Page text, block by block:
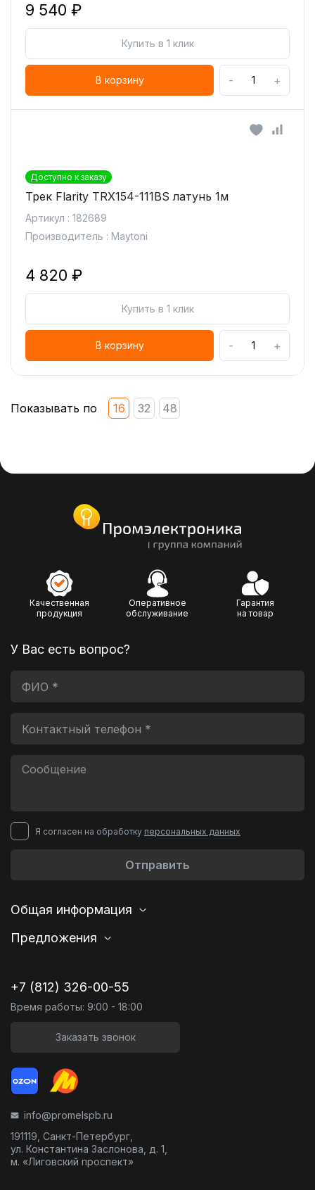
9 540 ₽
Купить в 1 клик
В корзину - +
Доступно к заказу
Трек Flarity TRX154-111BS латунь 1м
Артикул : 182689
Производитель : Maytoni
4 820 ₽
Купить в 1 клик
В корзину - +
Показывать по 16 32 48
Качественная
продукция
Оперативное
обслуживание
Гарантия
на товар
У Вас есть вопрос?
Я согласен на обработку персональных данных
Отправить
Общая информация
Предложения
+7 (812) 326-00-55
Время работы: 9:00 - 18:00
Заказать звонок
info@promelspb.ru
191119, Санкт-Петербург,
ул. Константина Заслонова, д. 1,
м. «Лиговский проспект»